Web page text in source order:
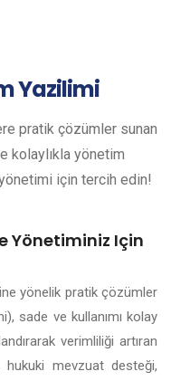
Yazilimi
pratik çözümler sunan
kolaylıkla yönetim
için tercih edin!
Yönetiminiz Için
yönelik pratik çözümler
sade ve kullanımı kolay
verimliliği artıran
hukuki mevzuat desteği,